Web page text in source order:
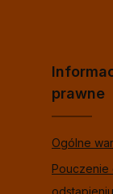
prawne
Ogólne
Pouczenie